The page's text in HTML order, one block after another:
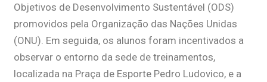
Objetivos de Desenvolvimento Sustentável (ODS)
promovidos pela Organização das Nações Unidas
(ONU). Em seguida, os alunos foram incentivados a
observar o entorno da sede de treinamentos,
localizada na Praça de Esporte Pedro Ludovico, e a